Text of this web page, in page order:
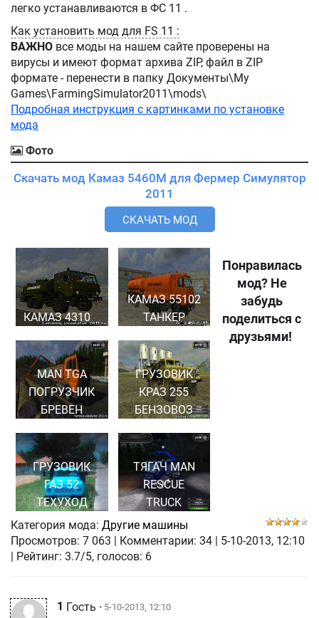
легко устанавливаются в ФС 11 .
Как установить мод для FS 11 :
ВАЖНО все моды на нашем сайте проверены на
вирусы и имеют формат архива ZIP, файл в ZIP
формате - перенести в папку Документы\My
Games\FarmingSimulator2011\mods\
Подробная инструкция с картинками по установке
мода
Фото
Скачать мод Камаз 5460M для Фермер Симулятор
2011
СКАЧАТЬ МОД
КАМАЗ 4310
КАМАЗ 55102
ТАНКЕР
MAN TGA
ПОГРУЗЧИК
БРЕВЕН
ГРУЗОВИК
КРАЗ 255
БЕНЗОВОЗ
ГРУЗОВИК
ГАЗ 52
ТЕХУХОД
ТЯГАЧ MAN
RESCUE
TRUCK
Понравилась
мод? Не
забудь
поделиться с
друзьями!
Категория мода: Другие машины
Просмотров: 7 063 Комментарии: 34
5-10-2013, 12:10
| Рейтинг: 3.7/5, голосов: 6
1 Гость • 5-10-2013, 12:10